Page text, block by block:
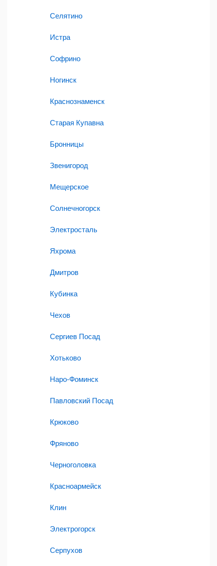
Селятино
Истра
Софрино
Ногинск
Краснознаменск
Старая Купавна
Бронницы
Звенигород
Мещерское
Солнечногорск
Электросталь
Яхрома
Дмитров
Кубинка
Чехов
Сергиев Посад
Хотьково
Наро-Фоминск
Павловский Посад
Крюково
Фряново
Черноголовка
Красноармейск
Клин
Электрогорск
Серпухов